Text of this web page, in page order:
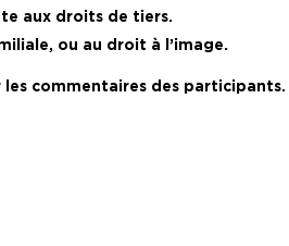
aux droits de tiers.
ou au droit à l’image.
les commentaires des participants.